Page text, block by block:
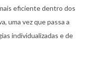
eficiente dentro dos
uma vez que passa a
individualizadas e de